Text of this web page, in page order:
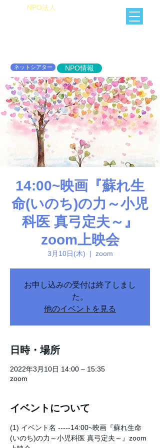
​NPO法人
NPO情報
ネットシアター
14:00~映画『蘇れ生
命(いのち)の力～小児
科医 真弓定夫～』
zoom上映会
3月10日(木)
  |
zoom
お申し込みの受付は終了しまし
た。
他のイベントを見る
日時・場所
2022年3月10日 14:00 – 15:35
zoom
イベントについて
(1) イベント名 -----14:00~映画『蘇れ生命
(いのち)の力～小児科医 真弓定夫～』zoom